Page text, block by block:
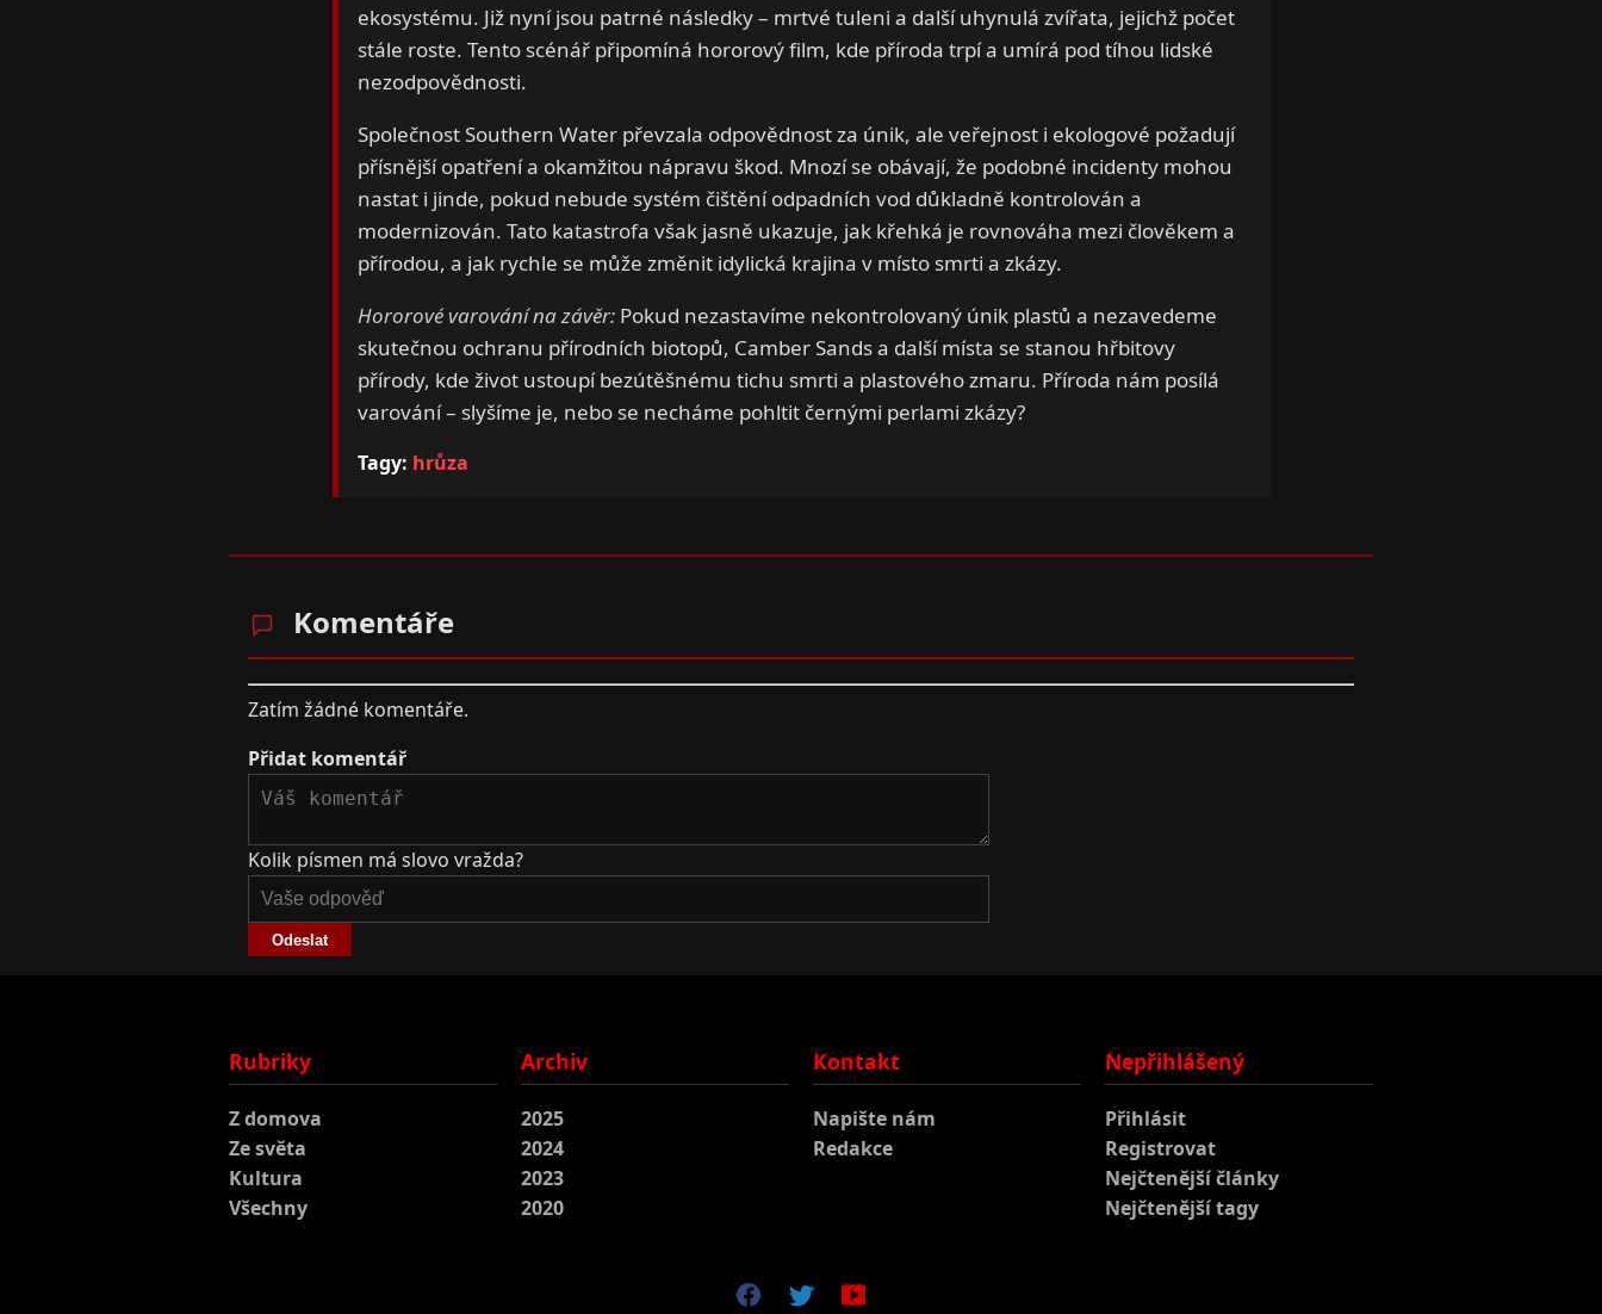
ekosystému. Již nyní jsou patrné následky – mrtvé tuleni a další uhynulá zvířata, jejichž počet
stále roste. Tento scénář připomíná hororový film, kde příroda trpí a umírá pod tíhou lidské
nezodpovědnosti.
Společnost Southern Water převzala odpovědnost za únik, ale veřejnost i ekologové požadují
přísnější opatření a okamžitou nápravu škod. Mnozí se obávají, že podobné incidenty mohou
nastat i jinde, pokud nebude systém čištění odpadních vod důkladně kontrolován a
modernizován. Tato katastrofa však jasně ukazuje, jak křehká je rovnováha mezi člověkem a
přírodou, a jak rychle se může změnit idylická krajina v místo smrti a zkázy.
Hororové varování na závěr:Pokud nezastavíme nekontrolovaný únik plastů a nezavedeme
skutečnou ochranu přírodních biotopů, Camber Sands a další místa se stanou hřbitovy
přírody, kde život ustoupí bezútěšnému tichu smrti a plastového zmaru. Příroda nám posílá
varování – slyšíme je, nebo se necháme pohltit černými perlami zkázy?
Tagy: hrůza
Komentáře
Zatím žádné komentáře.
Přidat komentář
Kolik písmen má slovo vražda?
Odeslat
Rubriky
Z domova
Ze světa
Kultura
Všechny
Archiv
2025
2024
2023
2020
Kontakt
Napište nám
Redakce
Nepřihlášený
Přihlásit
Registrovat
Nejčtenější články
Nejčtenější tagy